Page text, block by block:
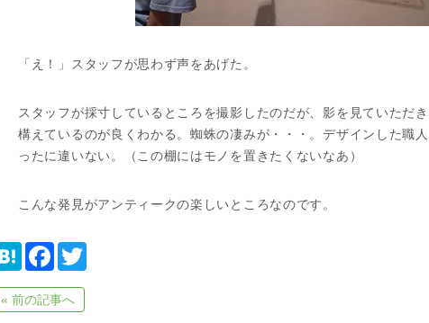
「え！」スタッフが思わず声をあげた。
スタッフが採寸しているところを撮影したのだが、影を見ていただ
構えているのが良くわかる。蜘蛛の凄みが・・・。デザインした職
ったに違いない。（この棚にはモノを置きたくないなあ）
こんな発見がアンティークの楽しいところなのです。
H
e
n
F
e
b
« 前の記事へ